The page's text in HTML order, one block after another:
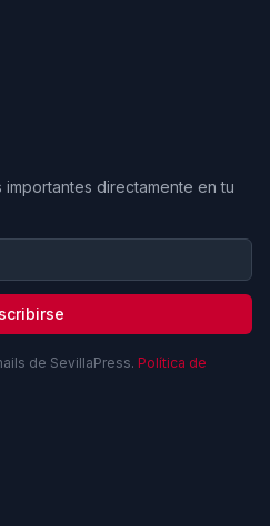
directamente en tu
de SevillaPress. Política de